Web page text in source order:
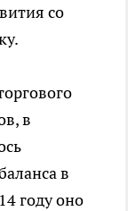
со
в
в
году оно